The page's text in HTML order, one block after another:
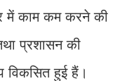
में काम कम करने की
प्रशासन की
विकसित हुई हैं।